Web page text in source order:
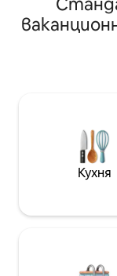
същност. Разположено в село със
само 70
рай, където да
насладите на
обстановка?Кухня